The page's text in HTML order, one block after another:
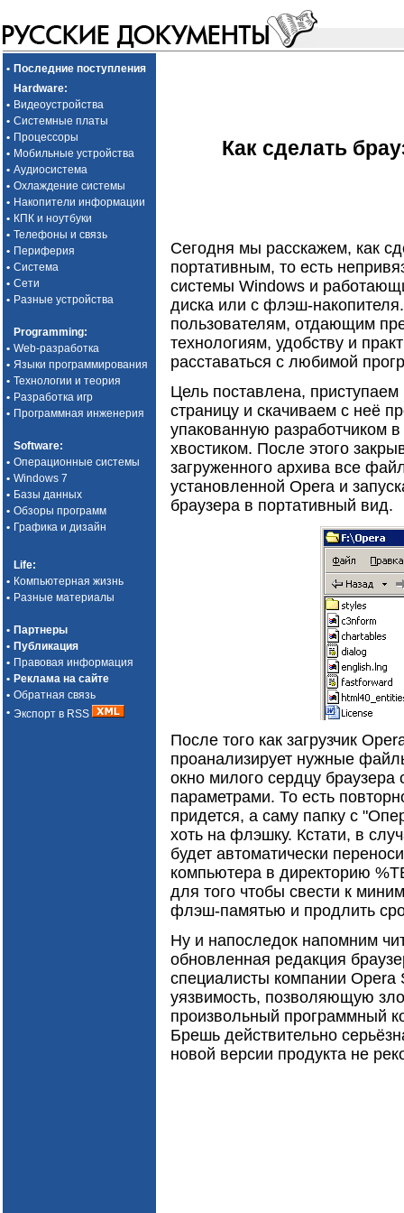
• Последние поступления
Hardware:
• Видеоустройства
• Системные платы
• Процессоры
• Мобильные устройства
• Аудиосистема
• Охлаждение системы
• Накопители информации
• КПК и ноутбуки
• Телефоны и связь
• Периферия
• Система
• Сети
• Разные устройства
Programming:
• Web-разработка
• Языки программирования
• Технологии и теория
• Разработка игр
• Программная инженерия
Software:
• Операционные системы
• Windows 7
• Базы данных
• Обзоры программ
• Графика и дизайн
Life:
• Компьютерная жизнь
• Разные материалы
• Партнеры
• Публикация
• Правовая информация
• Реклама на сайте
• Обратная связь
• Экспорт в RSS
Как сделать
Сегодня мы расскажем, как
портативным, то есть
системы Windows и
диска или с флэш-
пользователям, отдающим
технологиям, удобству и
расставаться с любимой
Цель поставлена,
страницу и скачиваем с неё
упакованную разработчиком
хвостиком. После этого
загруженного архива все
установленной Opera и
браузера в портативный вид.
После того как загрузчик
проанализирует нужные
окно милого сердцу
параметрами. То есть
придется, а саму папку с
хоть на флэшку. Кстати, в
будет автоматически
компьютера в директорию
для того чтобы свести к
флэш-памятью и продлить
Ну и напоследок напомним
обновленная редакция
специалисты компании Opera
уязвимость, позволяющую
произвольный программный
Брешь действительно
новой версии продукта не